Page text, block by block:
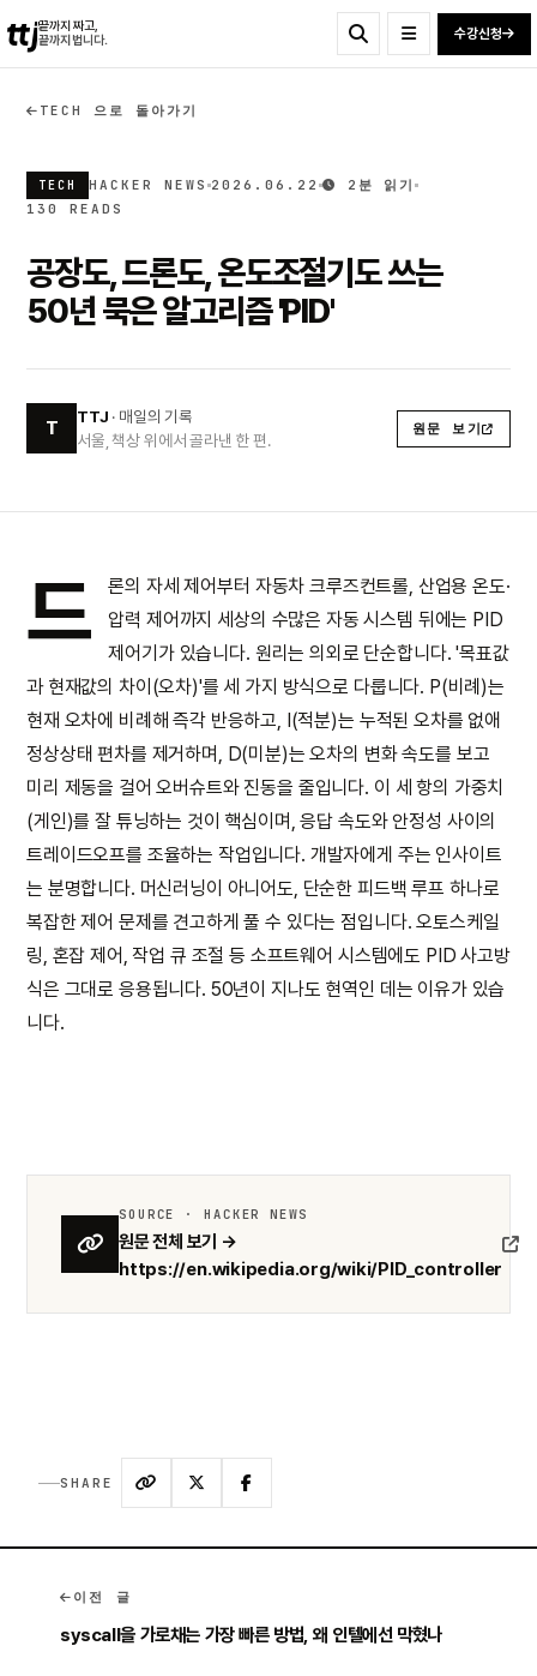
ttj끝까지 짜고,
끝까지 법니다.
수강신청
TECH 으로 돌아가기
TECH HACKER NEWS 2026.06.22
2분 읽기
130 READS
공장도, 드론도, 온도조절기도 쓰는
50년 묵은 알고리즘 'PID'
T
TTJ · 매일의 기록
서울, 책상 위에서 골라낸 한 편.
원문 보기
드
론의 자세 제어부터 자동차 크루즈컨트롤, 산업용 온도·
압력 제어까지 세상의 수많은 자동 시스템 뒤에는 PID
제어기가 있습니다. 원리는 의외로 단순합니다. '목표값
과 현재값의 차이(오차)'를 세 가지 방식으로 다룹니다. P(비례)는
현재 오차에 비례해 즉각 반응하고, I(적분)는 누적된 오차를 없애
정상상태 편차를 제거하며, D(미분)는 오차의 변화 속도를 보고
미리 제동을 걸어 오버슈트와 진동을 줄입니다. 이 세 항의 가중치
(게인)를 잘 튜닝하는 것이 핵심이며, 응답 속도와 안정성 사이의
트레이드오프를 조율하는 작업입니다. 개발자에게 주는 인사이트
는 분명합니다. 머신러닝이 아니어도, 단순한 피드백 루프 하나로
복잡한 제어 문제를 견고하게 풀 수 있다는 점입니다. 오토스케일
링, 혼잡 제어, 작업 큐 조절 등 소프트웨어 시스템에도 PID 사고방
식은 그대로 응용됩니다. 50년이 지나도 현역인 데는 이유가 있습
니다.
SOURCE · HACKER NEWS
원문 전체 보기 →
https://en.wikipedia.org/wiki/PID_controller
SHARE
이전 글
syscall을 가로채는 가장 빠른 방법, 왜 인텔에선 막혔나